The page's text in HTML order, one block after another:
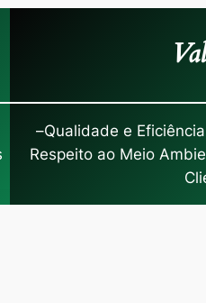
–Qualidade e
Respeito ao Meio